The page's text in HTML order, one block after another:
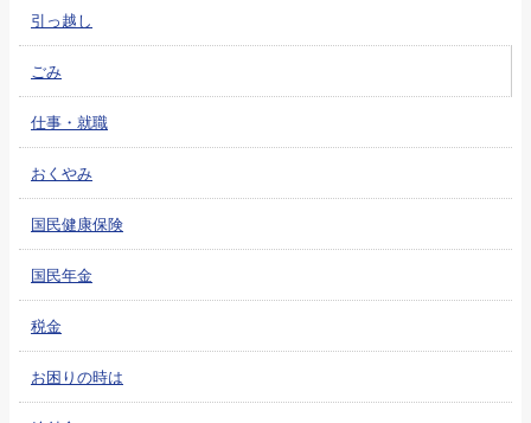
引っ越し
ごみ
仕事・就職
おくやみ
国民健康保険
国民年金
税金
お困りの時は